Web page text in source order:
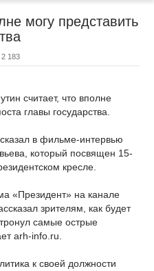
могу представить
2 183
считает, что вполне
главы государства.
в фильме-интервью
который посвящен 15-
кресле.
«Президент» на канале
зрителям, как будет
самые острые
arh-info.ru.
к своей должности